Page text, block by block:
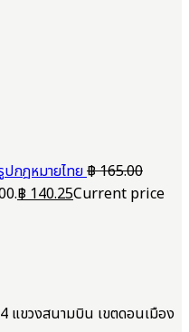
กฎหมายไทย฿165.00
฿140.25Current price
แขวงสนามบิน เขตดอนเมือง